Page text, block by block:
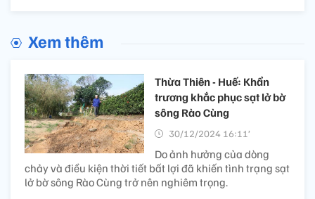
Xem thêm
Thừa Thiên - Huế: Khẩn
trương khắc phục sạt lở bờ
sông Rào Cùng
30/12/2024 16:11’
Do ảnh hưởng của dòng
chảy và điều kiện thời tiết bất lợi đã khiến tình trạng sạt
lở bờ sông Rào Cùng trở nên nghiêm trọng.